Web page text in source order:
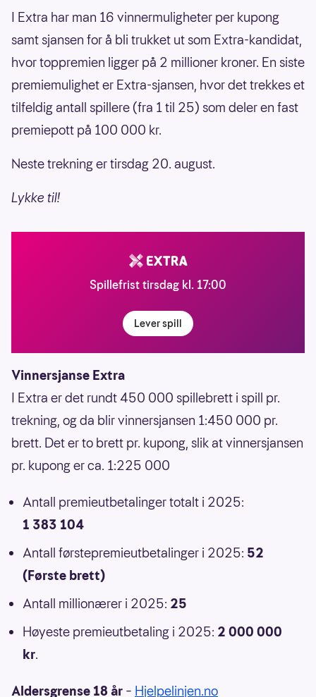
I Extra har man 16 vinnermuligheter per kupong
samt sjansen for å bli trukket ut som Extra-kandidat,
hvor toppremien ligger på 2 millioner kroner. En siste
premiemulighet er Extra-sjansen, hvor det trekkes et
tilfeldig antall spillere (fra 1 til 25) som deler en fast
premiepott på 100 000 kr.
Neste trekning er tirsdag 20. august.
Lykke til!
Spillefrist tirsdag kl. 17:00
Lever spill
Vinnersjanse Extra
I Extra er det rundt 450 000 spillebrett i spill pr.
trekning, og da blir vinnersjansen 1:450 000 pr.
brett. Det er to brett pr. kupong, slik at vinnersjansen
pr. kupong er ca. 1:225 000
Antall premieutbetalinger totalt i 2025:
1 383 104
Antall førstepremieutbetalinger i 2025: 52
(Første brett)
Antall millionærer i 2025: 25
Høyeste premieutbetaling i 2025: 2 000 000
kr.
Aldersgrense 18 år – Hjelpelinjen.no